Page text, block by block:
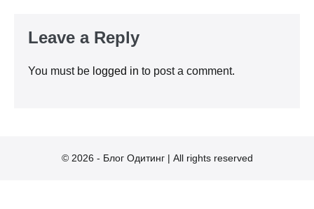
Leave a Reply
You must be logged in to post a comment.
© 2026 - Блог Одитинг | All rights reserved